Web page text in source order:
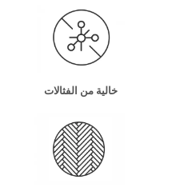
خالية من الفثالات